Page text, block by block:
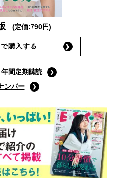
(定価:790円)
購入する
年間定期購読
ンバー